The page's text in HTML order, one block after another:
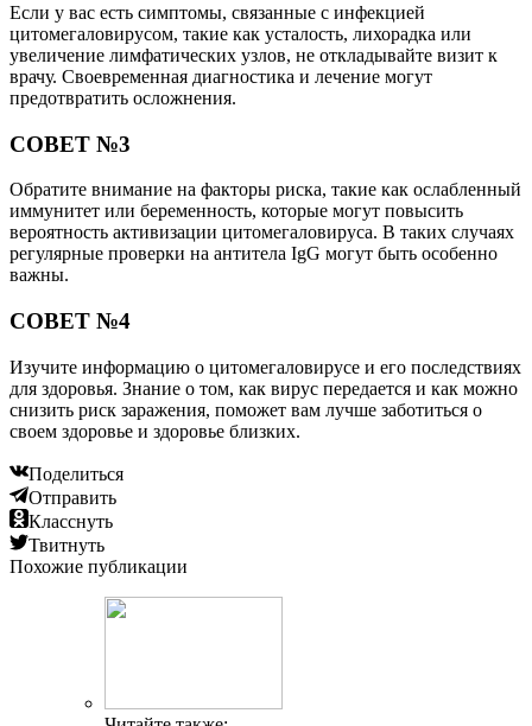
Если у вас есть симптомы, связанные с инфекцией
цитомегаловирусом, такие как усталость, лихорадка или
увеличение лимфатических узлов, не откладывайте визит к
врачу. Своевременная диагностика и лечение могут
предотвратить осложнения.
СОВЕТ №3
Обратите внимание на факторы риска, такие как ослабленный
иммунитет или беременность, которые могут повысить
вероятность активизации цитомегаловируса. В таких случаях
регулярные проверки на антитела IgG могут быть особенно
важны.
СОВЕТ №4
Изучите информацию о цитомегаловирусе и его последствиях
для здоровья. Знание о том, как вирус передается и как можно
снизить риск заражения, поможет вам лучше заботиться о
своем здоровье и здоровье близких.
Поделиться
Отправить
Класснуть
Твитнуть
Похожие публикации